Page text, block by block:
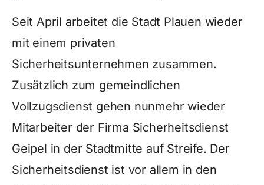
Seit April arbeitet die Stadt Plauen wieder
mit einem privaten
Sicherheitsunternehmen zusammen.
Zusätzlich zum gemeindlichen
Vollzugsdienst gehen nunmehr wieder
Mitarbeiter der Firma Sicherheitsdienst
Geipel in der Stadtmitte auf Streife. Der
Sicherheitsdienst ist vor allem in den